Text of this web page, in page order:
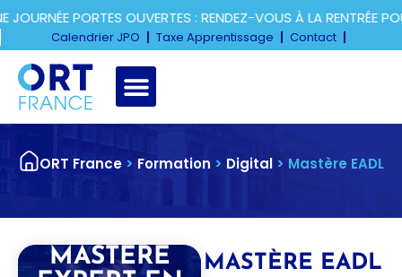
PORTES OUVERTES : RENDEZ-VOUS À LA RENTRÉE
Calendrier JPO Taxe Apprentissage Contact
ORT France> Formation > Digital> Mastère EADL
MASTÈRE EADL
MASTÈRE